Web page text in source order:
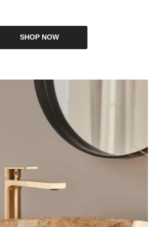
SHOP NOW